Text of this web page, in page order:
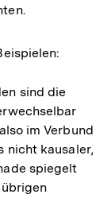
sind die
im Verbund
nicht kausaler,
spiegelt